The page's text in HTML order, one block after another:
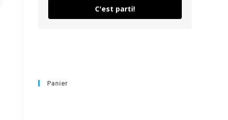
C'est parti!
Panier